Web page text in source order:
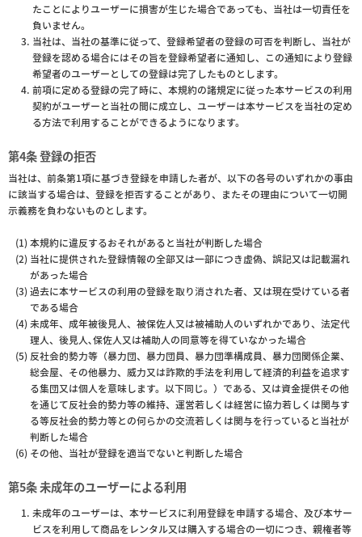
たことによりユーザーに損害が生じた場合であっても、当社は一切責任を
負いません。
当社は、当社の基準に従って、登録希望者の登録の可否を判断し、当社が
登録を認める場合にはその旨を登録希望者に通知し、この通知により登録
希望者のユーザーとしての登録は完了したものとします。
前項に定める登録の完了時に、本規約の諸規定に従った本サービスの利用
契約がユーザーと当社の間に成立し、ユーザーは本サービスを当社の定め
る方法で利用することができるようになります。
第4条 登録の拒否
当社は、前条第1項に基づき登録を申請した者が、以下の各号のいずれかの事由
に該当する場合は、登録を拒否することがあり、またその理由について一切開
示義務を負わないものとします。
本規約に違反するおそれがあると当社が判断した場合
当社に提供された登録情報の全部又は一部につき虚偽、誤記又は記載漏れ
があった場合
過去に本サービスの利用の登録を取り消された者、又は現在受けている者
である場合
未成年、成年被後見人、被保佐人又は被補助人のいずれかであり、法定代
理人、後見人､保佐人又は補助人の同意等を得ていなかった場合
反社会的勢力等（暴力団、暴力団員、暴力団準構成員、暴力団関係企業、
総会屋、その他暴力、威力又は詐欺的手法を利用して経済的利益を追求す
る集団又は個人を意味します。以下同じ。）である、又は資金提供その他
を通じて反社会的勢力等の維持、運営若しくは経営に協力若しくは関与す
る等反社会的勢力等との何らかの交流若しくは関与を行っていると当社が
判断した場合
その他、当社が登録を適当でないと判断した場合
第5条 未成年のユーザーによる利用
未成年のユーザーは、本サービスに利用登録を申請する場合、及び本サー
ビスを利用して商品をレンタル又は購入する場合の一切につき、親権者等